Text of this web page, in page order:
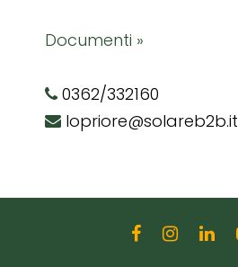
Documenti »
0362/332160
lopriore@solareb2b.it